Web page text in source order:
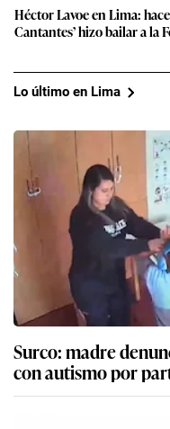
Héctor Lavoe en Lima:
Cantantes’ hizo bailar a la
Lo último en Lima
Surco: madre
con autismo por